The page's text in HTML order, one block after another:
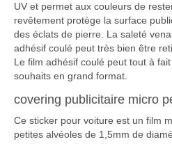
UV et permet aux couleurs de
revêtement protège la surface
des éclats de pierre. La saleté
adhésif coulé peut très bien être
Le film adhésif coulé peut tout à
souhaits en grand format.
covering publicitaire micro
Ce sticker pour voiture est un film
petites alvéoles de 1,5mm de